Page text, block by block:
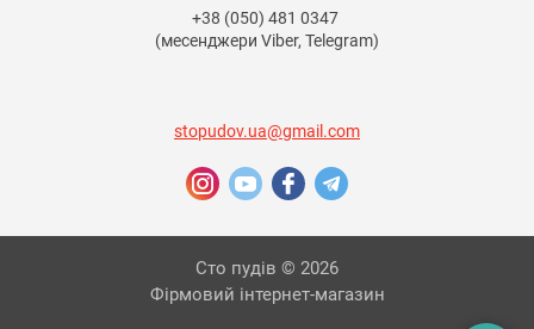
+38 (050) 481 0347
(месенджери Viber, Telegram)
stopudov.ua@gmail.com
Сто пудів © 2026
Фірмовий інтернет-магазин